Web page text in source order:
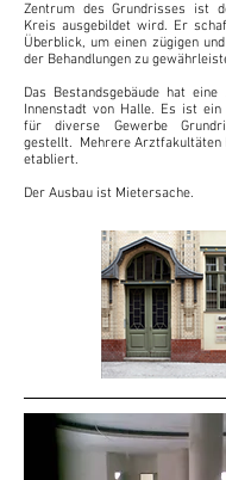
Zentrum des Grundrisses ist
Kreis ausgebildet wird. Er
Überblick, um einen zügigen
der Behandlungen zu
Das Bestandsgebäude hat
Innenstadt von Halle. Es ist
für diverse Gewerbe
gestellt. Mehrere Arztfakultäten
etabliert.
Der Ausbau ist Mietersache.